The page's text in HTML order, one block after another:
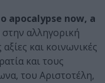
apocalypse now, a
στην αλληγορική
και κοινωνικές
και τους
του Αριστοτέλη,